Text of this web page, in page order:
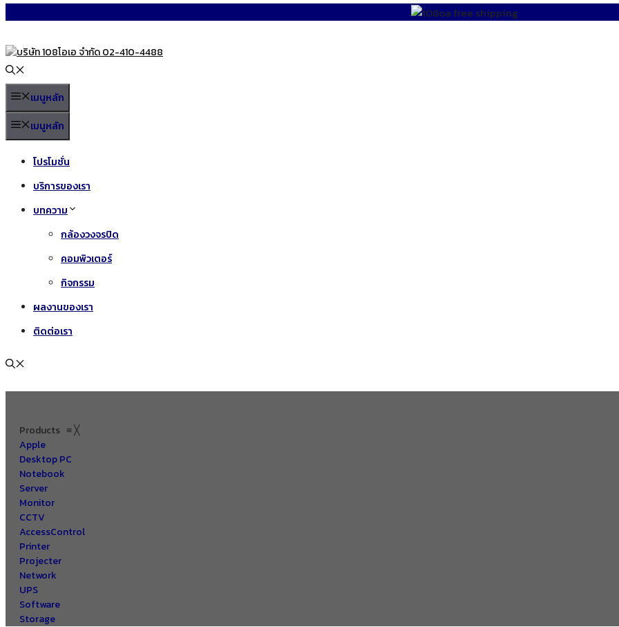
to
content
เมนูหลัก
เมนูหลัก
โปรโมชั่น
บริการของเรา
บทความ
กล้องวงจรปิด
คอมพิวเตอร์
กิจกรรม
ผลงานของเรา
ติดต่อเรา
Products ≡╳
Apple
Desktop PC
Notebook
Server
Monitor
CCTV
AccessControl
Printer
Projecter
Network
UPS
Software
Storage